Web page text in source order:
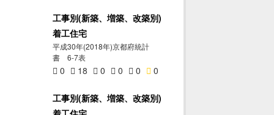
工事別(新築、増築、改築別)
着工住宅
平成30年(2018年)京都府統計
書 6-7表
0 18 0 0 0 0
工事別(新築、増築、改築別)